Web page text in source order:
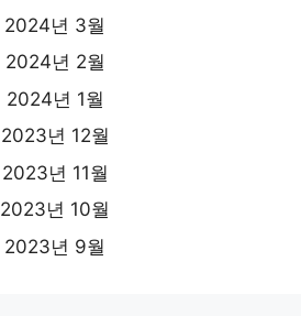
2024년 3월
2024년 2월
2024년 1월
2023년 12월
2023년 11월
2023년 10월
2023년 9월